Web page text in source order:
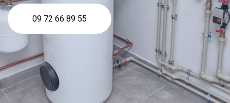
09 72 66 89 55